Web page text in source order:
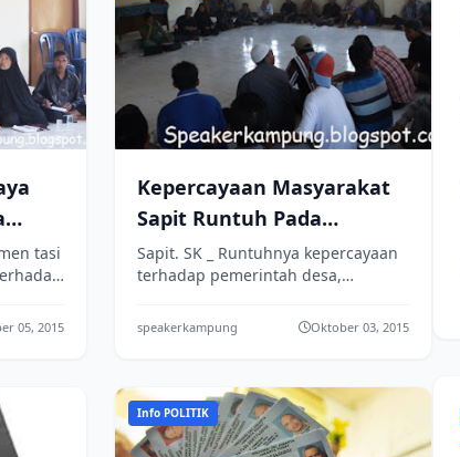
tasi
05, 2015
Kepercayaan Masyarakat
Sapit Runtuh Pada
Pemerintahan Desa
Sapit. SK _ Runtuhnya kepercayaan
terhadap pemerintah desa,
selengarakan hearing atau dengar
pendapat dengan badan ...
speakerkampung Oktober 03, 2015
Info POLITIK